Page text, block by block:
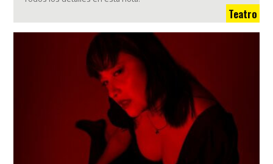
Teatro